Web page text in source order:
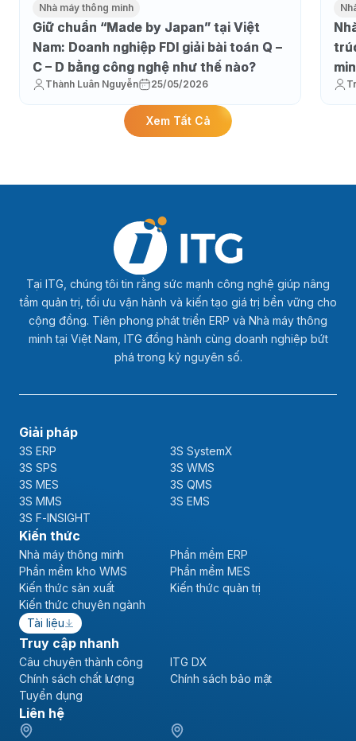
Nhà máy thông minh
Giữ chuẩn “Made by Japan” tại Việt
Nam: Doanh nghiệp FDI giải bài toán Q –
C – D bằng công nghệ như thế nào?
Thành Luân Nguyễn 25/05/2026
Xem Tất Cả
Tại ITG, chúng tôi tin rằng sức mạnh công nghệ giúp nâng
tầm quản trị, tối ưu vận hành và kiến tạo giá trị bền vững cho
cộng đồng. Tiên phong phát triển ERP và Nhà máy thông
minh tại Việt Nam, ITG đồng hành cùng doanh nghiệp bứt
phá trong kỷ nguyên số.
Giải pháp
3S ERP
3S SystemX
3S SPS
3S WMS
3S MES
3S QMS
3S MMS
3S EMS
3S F-INSIGHT
Kiến thức
Nhà máy thông minh
Phần mềm ERP
Phần mềm kho WMS
Phần mềm MES
Kiến thức sản xuất
Kiến thức quản trị
Kiến thức chuyên ngành
Tài liệu
Truy cập nhanh
Câu chuyện thành công
ITG DX
Chính sách chất lượng
Chính sách bảo mật
Tuyển dụng
Liên hệ